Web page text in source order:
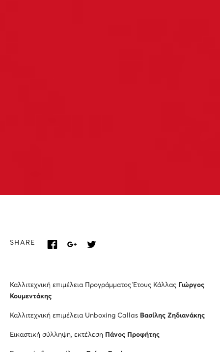
SHARE
Καλλιτεχνική επιμέλεια Προγράμματος Έτους Κάλλας Γιώργος
Κουμεντάκης
Καλλιτεχνική επιμέλεια Unboxing Callas Βασίλης Ζηδιανάκης
Εικαστική σύλληψη, εκτέλεση Πάνος Προφήτης